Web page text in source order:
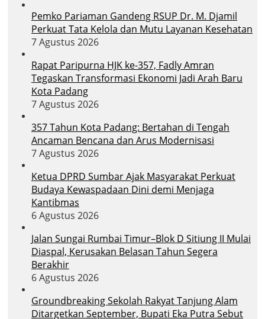
Pemko Pariaman Gandeng RSUP Dr. M. Djamil
Perkuat Tata Kelola dan Mutu Layanan Kesehatan
7 Agustus 2026
Rapat Paripurna HJK ke-357, Fadly Amran
Tegaskan Transformasi Ekonomi Jadi Arah Baru
Kota Padang
7 Agustus 2026
357 Tahun Kota Padang: Bertahan di Tengah
Ancaman Bencana dan Arus Modernisasi
7 Agustus 2026
Ketua DPRD Sumbar Ajak Masyarakat Perkuat
Budaya Kewaspadaan Dini demi Menjaga
Kantibmas
6 Agustus 2026
Jalan Sungai Rumbai Timur–Blok D Sitiung II Mulai
Diaspal, Kerusakan Belasan Tahun Segera
Berakhir
6 Agustus 2026
Groundbreaking Sekolah Rakyat Tanjung Alam
Ditargetkan September, Bupati Eka Putra Sebut